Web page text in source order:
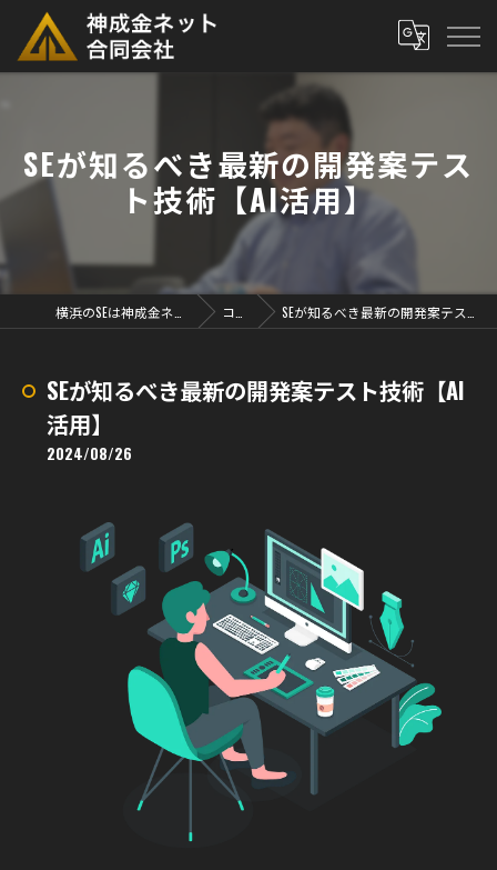
SEが知るべき最新の開発案テス
ト技術【AI活用】
コラム SEが知るべき最新の開発案テスト技術【AI活用】
SEが知るべき最新の開発案テスト技術【AI
活用】
2024/08/26